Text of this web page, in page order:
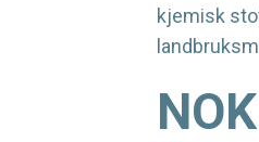
kjemisk